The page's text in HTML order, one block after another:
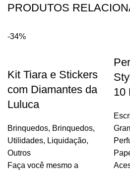
PRODUTOS
-34%
Kit Tiara e Stickers
com Diamantes da
Luluca
Brinquedos, Brinquedos,
Utilidades, Liquidação,
Outros
Faça você mesmo a
10